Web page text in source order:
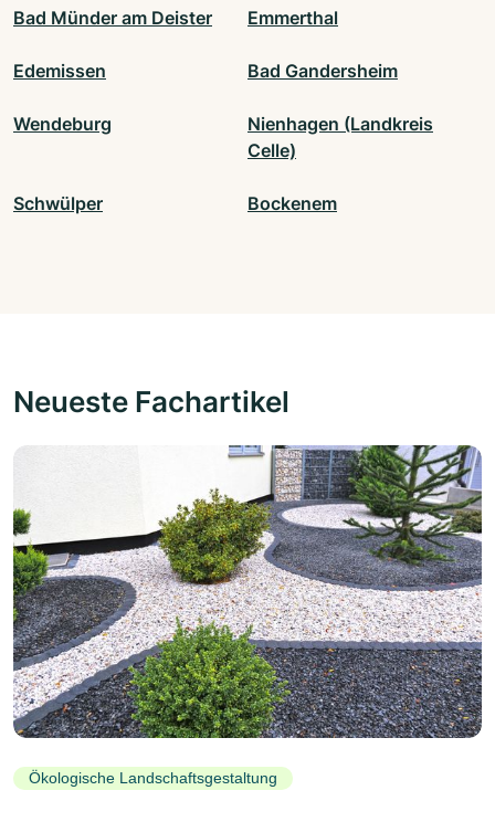
Bad Münder am Deister Emmerthal
Edemissen Bad Gandersheim
Wendeburg
Nienhagen (Landkreis
Celle)
Schwülper Bockenem
Neueste Fachartikel
Ökologische Landschaftsgestaltung